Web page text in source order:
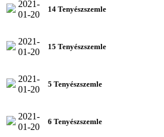
2021-
01-20
14 Tenyészszemle
2021-
01-20
15 Tenyészszemle
2021-
01-20
5 Tenyészszemle
2021-
01-20
6 Tenyészszemle